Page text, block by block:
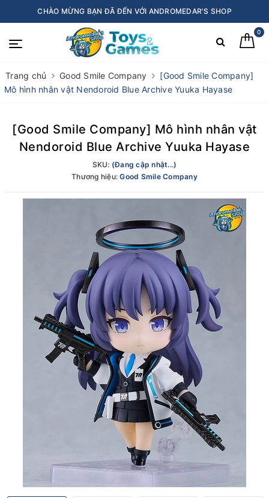
CHÀO MỪNG BẠN ĐÃ ĐẾN VỚI ANDROMEDAR'S SHOP
0
Trang chủ Good Smile Company
[Good Smile Company]
Mô hình nhân vật Nendoroid Blue Archive Yuuka Hayase
[Good Smile Company] Mô hình nhân vật
Nendoroid Blue Archive Yuuka Hayase
SKU: (Đang cập nhật...)
Thương hiệu:Good Smile Company